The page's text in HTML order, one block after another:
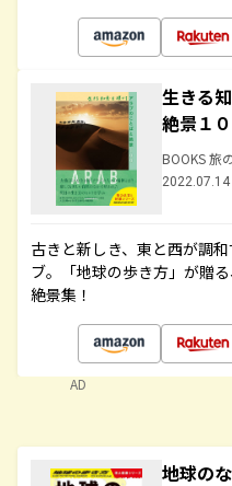
生きる
絶景１
BOOKS 旅
2022.07.14
古きと新しき、東と西が調
ブ。「地球の歩き方」が贈
絶景集！
AD
地球の